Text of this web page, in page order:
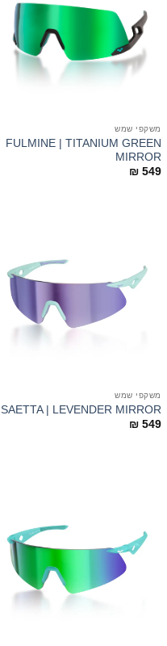
משקפי שמש
FULMINE | TITANIUM GREEN
MIRROR
₪ 549
משקפי שמש
SAETTA | LEVENDER MIRROR
₪ 549